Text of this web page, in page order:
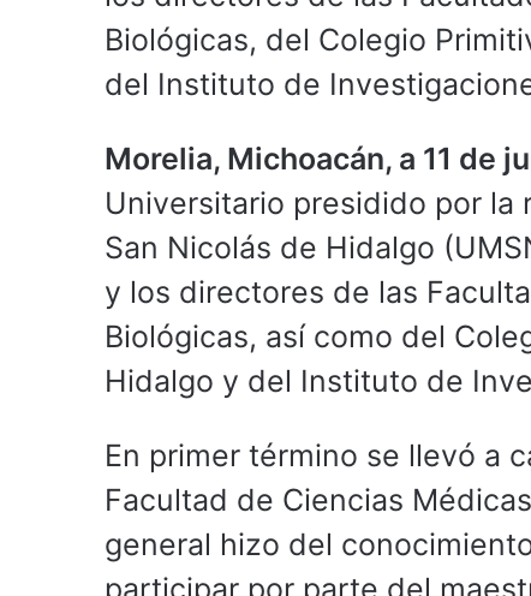
Biológicas, del Colegio
del Instituto de
Morelia, Michoacán, a 11 de
Universitario presidido por la
San Nicolás de Hidalgo
y los directores de las
Biológicas, así como del
Hidalgo y del Instituto de
En primer término se llevó a
Facultad de Ciencias
general hizo del